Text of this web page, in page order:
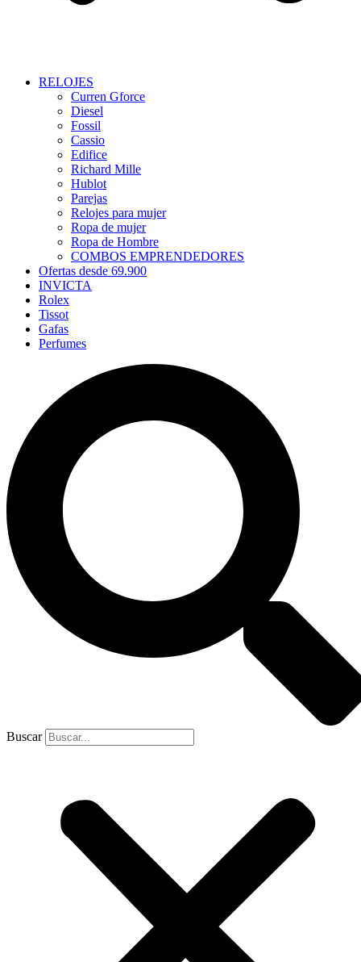
RELOJES
Curren Gforce
Diesel
Fossil
Cassio
Edifice
Richard Mille
Hublot
Parejas
Relojes para mujer
Ropa de mujer
Ropa de Hombre
COMBOS EMPRENDEDORES
Ofertas desde 69.900
INVICTA
Rolex
Tissot
Gafas
Perfumes
Buscar